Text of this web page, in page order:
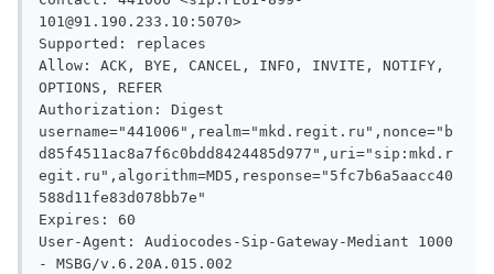
101@91.190.233.10:5070>
Supported: replaces
Allow: ACK, BYE, CANCEL, INFO, INVITE, NOTIFY,
OPTIONS, REFER
Authorization: Digest
username="441006",realm="mkd.regit.ru",nonce="b
d85f4511ac8a7f6c0bdd8424485d977",uri="sip:mkd.r
egit.ru",algorithm=MD5,response="5fc7b6a5aacc40
588d11fe83d078bb7e"
Expires: 60
User-Agent: Audiocodes-Sip-Gateway-Mediant 1000
- MSBG/v.6.20A.015.002